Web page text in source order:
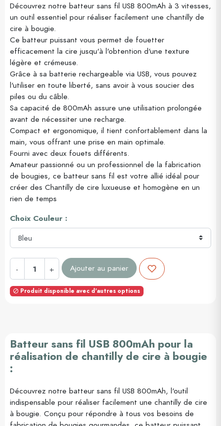
Découvrez notre batteur sans fil USB 800mAh à 3 vitesses,
un outil essentiel pour réaliser facilement une chantilly de
cire à bougie.
Ce batteur puissant vous permet de fouetter
efficacement la cire jusqu'à l'obtention d'une texture
légère et crémeuse.
Grâce à sa batterie rechargeable via USB, vous pouvez
l'utiliser en toute liberté, sans avoir à vous soucier des
piles ou du câble.
Sa capacité de 800mAh assure une utilisation prolongée
avant de nécessiter une recharge.
Compact et ergonomique, il tient confortablement dans la
main, vous offrant une prise en main optimale.
Fourni avec deux fouets différents.
Amateur passionné ou un professionnel de la fabrication
de bougies, ce batteur sans fil est votre allié idéal pour
créer des Chantilly de cire luxueuse et homogène en un
rien de temps
Choix Couleur :
- + Ajouter au panier
 Produit disponible avec d'autres options
Batteur sans fil USB 800mAh pour la
réalisation de chantilly de cire à bougie
:
Découvrez notre batteur sans fil USB 800mAh, l'outil
indispensable pour réaliser facilement une chantilly de cire
à bougie. Conçu pour répondre à tous vos besoins de